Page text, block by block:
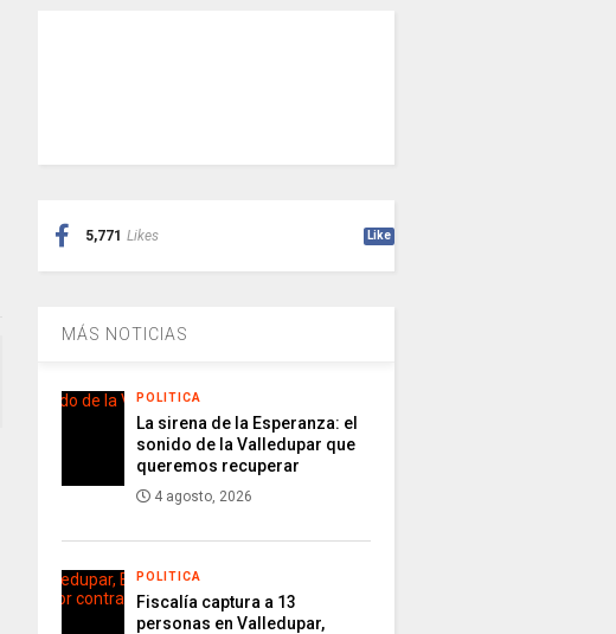
5,771 Likes Like
MÁS NOTICIAS
POLITICA
La sirena de la Esperanza: el
sonido de la Valledupar que
queremos recuperar
4 agosto, 2026
POLITICA
Fiscalía captura a 13
personas en Valledupar,